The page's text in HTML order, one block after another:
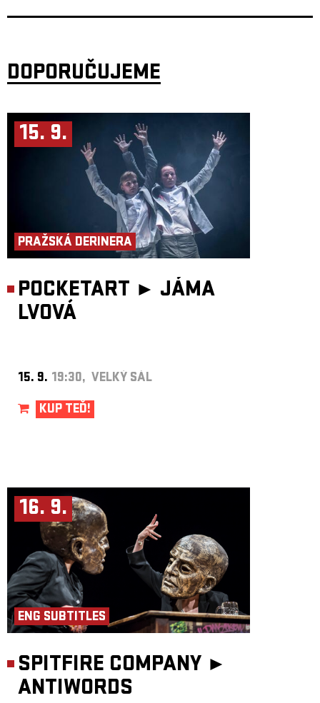
DOPORUČUJEME
15. 9.
PRAŽSKÁ DERINERA
POCKETART ► JÁMA
LVOVÁ
15. 9. 19:30, VELKÝ SÁL
KUP TEĎ!
16. 9.
ENG SUBTITLES
SPITFIRE COMPANY ►
ANTIWORDS